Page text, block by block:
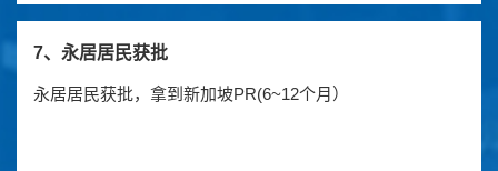
7、永居居民获批
永居居民获批，拿到新加坡PR(6~12个月）